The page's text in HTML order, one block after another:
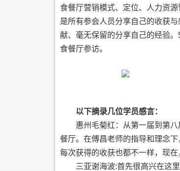
食餐厅营销模式、定位、人力资
是所有参会人员分享自己的收获
献、毫无保留的分享自己的经验
食餐厅参访。
以下摘录几位学员感言：
惠州毛菊红：从第一届到第
餐厅。在傅昌老师的指导和理念
每次获得的收获也都不一样，现
三亚谢海波:首先很高兴在这